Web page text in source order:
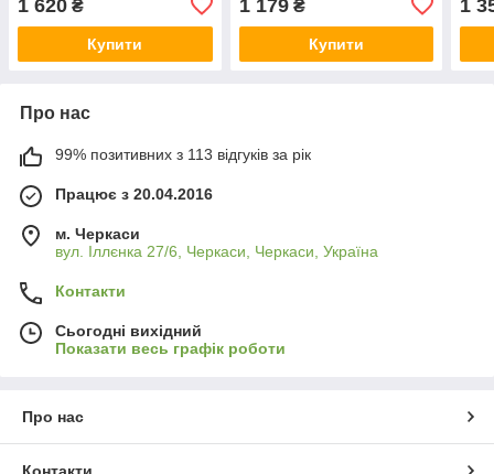
1 620 ₴
Купити
1 179₴
Купити
1
Про нас
99% позитивних з 113 відгуків за рік
Працює з 20.04.2016
м. Черкаси
вул. Іллєнка 27/6, Черкаси, Черкаси, Україна
Контакти
Сьогодні вихідний
Показати весь графік роботи
Про нас